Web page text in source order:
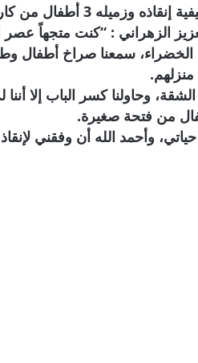
أن تقع إثر نشوب حريق في منزلهم.
الزهراني : “كنت متجهاً
سمعنا صراخ أطفال
وحاولنا كسر الباب إلا
من فتحة صغيرة.
وأحمد الله أن وفقني لإنقاذ